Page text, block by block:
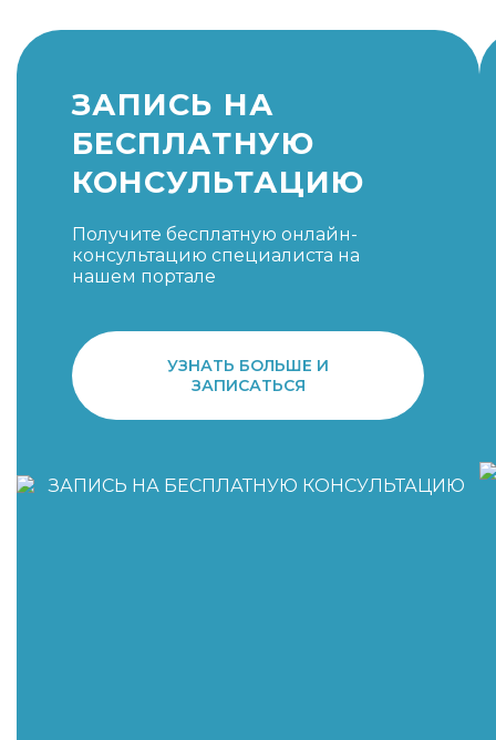
ЗАПИСЬ НА
БЕСПЛАТНУЮ
КОНСУЛЬТАЦИЮ
Получите бесплатную онлайн-
консультацию специалиста на
нашем портале
УЗНАТЬ БОЛЬШЕ И
ЗАПИСАТЬСЯ